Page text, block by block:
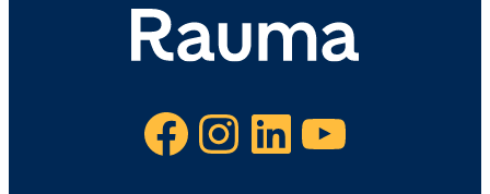
Facebook Instagram LinkedIn YouTube